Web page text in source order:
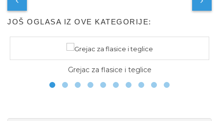
JOŠ OGLASA IZ OVE KATEGORIJE:
Grejac za flasice i teglice